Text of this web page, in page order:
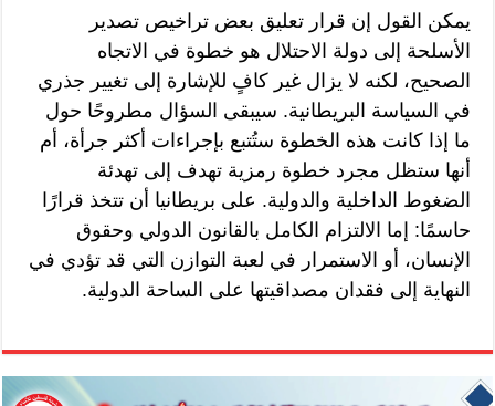
يمكن القول إن قرار تعليق بعض تراخيص تصدير
الأسلحة إلى دولة الاحتلال هو خطوة في الاتجاه
الصحيح، لكنه لا يزال غير كافٍ للإشارة إلى تغيير جذري
في السياسة البريطانية. سيبقى السؤال مطروحًا حول
ما إذا كانت هذه الخطوة ستُتبع بإجراءات أكثر جرأة، أم
أنها ستظل مجرد خطوة رمزية تهدف إلى تهدئة
الضغوط الداخلية والدولية. على بريطانيا أن تتخذ قرارًا
حاسمًا: إما الالتزام الكامل بالقانون الدولي وحقوق
الإنسان، أو الاستمرار في لعبة التوازن التي قد تؤدي في
النهاية إلى فقدان مصداقيتها على الساحة الدولية.